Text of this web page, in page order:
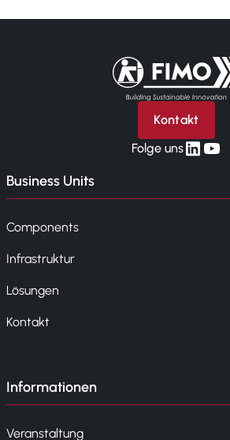
Zurück zur Startseite
Kontakt
Folge unslinkedin
yt
Business Units
Components
Infrastruktur
Lösungen
Kontakt
Informationen
Veranstaltung